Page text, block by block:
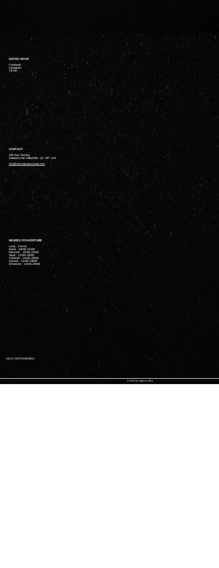
NOS PARTENAIRES
CONTACT
299 Rue Victoria,
Salaberry-de-Valleyfield, QC J6T 1A9
info@microduvieuxcanal.com
HEURES D'OUVERTURE
Lundi : Fermé
Mardi : 16h30–21h00
Mercredi : 11h30–21h00
Jeudi : 11h30–23h00
Vendredi : 11h30–23h00
Samedi : 11h30–23h00
Dimanche : 11h30–20h00
SUIVEZ-NOUS
Facebook
Instagram
TikTok
© 2025 by Agence Aka